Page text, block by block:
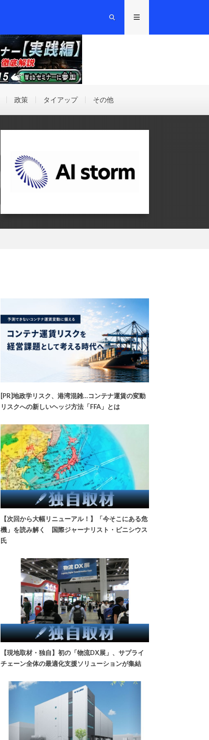
政策 タイアップ その他
[PR]地政学リスク、港湾混雑…コンテナ運賃の変動
リスクへの新しいヘッジ方法「FFA」とは
【次回から大幅リニューアル！】「今そこにある危
機」を読み解く 国際ジャーナリスト・ビニシウス
氏
【現地取材・独自】初の「物流DX展」、サプライ
チェーン全体の最適化支援ソリューションが集結